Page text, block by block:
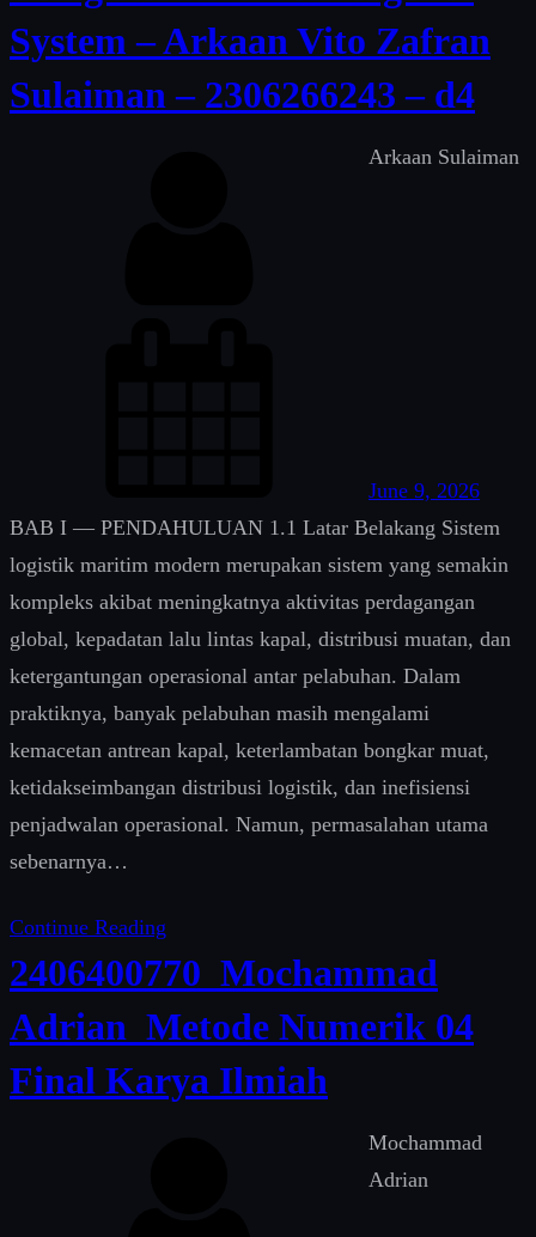
System – Arkaan Vito Zafran
Sulaiman – 2306266243 – d4
Arkaan Sulaiman
June 9, 2026
BAB I — PENDAHULUAN 1.1 Latar Belakang Sistem
logistik maritim modern merupakan sistem yang semakin
kompleks akibat meningkatnya aktivitas perdagangan
global, kepadatan lalu lintas kapal, distribusi muatan, dan
ketergantungan operasional antar pelabuhan. Dalam
praktiknya, banyak pelabuhan masih mengalami
kemacetan antrean kapal, keterlambatan bongkar muat,
ketidakseimbangan distribusi logistik, dan inefisiensi
penjadwalan operasional. Namun, permasalahan utama
sebenarnya…
Continue Reading
2406400770_Mochammad
Adrian_Metode Numerik 04
Final Karya Ilmiah
Mochammad
Adrian